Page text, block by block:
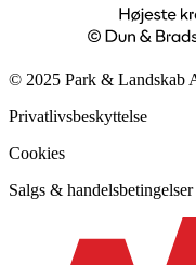
© 2025 Park & Landskab
Privatlivsbeskyttelse
Cookies
Salgs & handelsbetingelser